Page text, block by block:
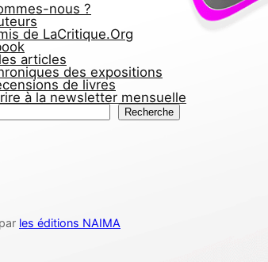
nous ?
de LaCritique.Org
articles
des expositions
de livres
à la newsletter mensuelle
Recherche
les éditions NAIMA